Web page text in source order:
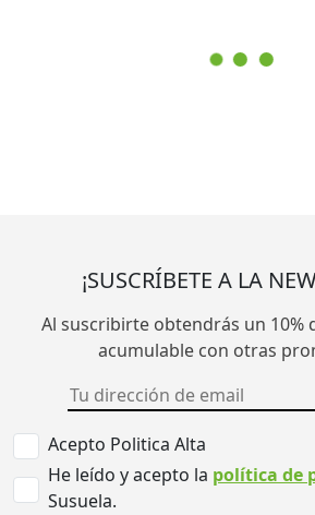
¡SUSCRÍBETE A LA
Al suscribirte obtendrás un 10%
acumulable con otras
Acepto Politica Alta
He leído y acepto la política de
Susuela.